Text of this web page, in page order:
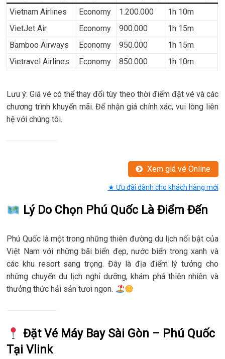
Vietnam Airlines Economy 1.200.000
1h 10m
VietJet Air
Economy 900.000
1h 15m
Bamboo Airways
Economy 950.000
1h 15m
Vietravel Airlines
Economy 850.000 1h 10m
Lưu ý: Giá vé có thể thay đổi tùy theo thời điểm đặt vé và các
chương trình khuyến mãi. Để nhận giá chính xác, vui lòng liên
hệ với chúng tôi.
Xem giá vé Online
★ Ưu đãi dành cho khách hàng mới
Lý Do Chọn Phú Quốc Là Điểm Đến
Phú Quốc là một trong những thiên đường du lịch nổi bật của
Việt Nam với những bãi biển đẹp, nước biển trong xanh và
các khu resort sang trọng. Đây là địa điểm lý tưởng cho
những chuyến du lịch nghỉ dưỡng, khám phá thiên nhiên và
thưởng thức hải sản tươi ngon.
Đặt Vé Máy Bay Sài Gòn – Phú Quốc
Tại Vlink